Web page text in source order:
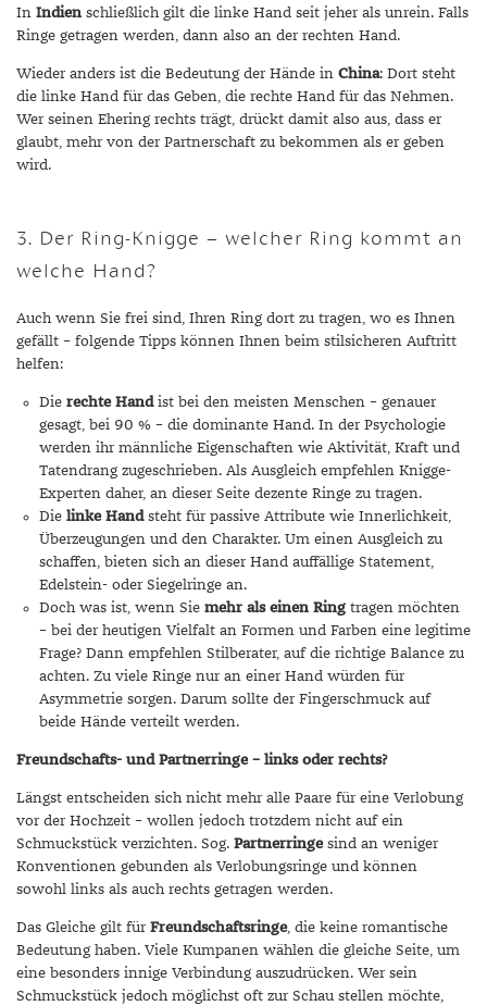
In Indien schließlich gilt die linke Hand seit jeher als unrein. Falls
Ringe getragen werden, dann also an der rechten Hand.
Wieder anders ist die Bedeutung der Hände in China: Dort steht
die linke Hand für das Geben, die rechte Hand für das Nehmen.
Wer seinen Ehering rechts trägt, drückt damit also aus, dass er
glaubt, mehr von der Partnerschaft zu bekommen als er geben
wird.
3. Der Ring-Knigge – welcher Ring kommt an
welche Hand?
Auch wenn Sie frei sind, Ihren Ring dort zu tragen, wo es Ihnen
gefällt – folgende Tipps können Ihnen beim stilsicheren Auftritt
helfen:
Die rechte Handist bei den meisten Menschen – genauer
gesagt, bei 90 % – die dominante Hand. In der Psychologie
werden ihr männliche Eigenschaften wie Aktivität, Kraft und
Tatendrang zugeschrieben. Als Ausgleich empfehlen Knigge-
Experten daher, an dieser Seite dezente Ringe zu tragen.
Die linke Handsteht für passive Attribute wie Innerlichkeit,
Überzeugungen und den Charakter. Um einen Ausgleich zu
schaffen, bieten sich an dieser Hand auffällige Statement,
Edelstein- oder Siegelringe an.
Doch was ist, wenn Sie mehr als einen Ring tragen möchten
– bei der heutigen Vielfalt an Formen und Farben eine legitime
Frage? Dann empfehlen Stilberater, auf die richtige Balance zu
achten. Zu viele Ringe nur an einer Hand würden für
Asymmetrie sorgen. Darum sollte der Fingerschmuck auf
beide Hände verteilt werden.
Freundschafts- und Partnerringe – links oder rechts?
Längst entscheiden sich nicht mehr alle Paare für eine Verlobung
vor der Hochzeit – wollen jedoch trotzdem nicht auf ein
Schmuckstück verzichten. Sog. Partnerringesind an weniger
Konventionen gebunden als Verlobungsringe und können
sowohl links als auch rechts getragen werden.
Das Gleiche gilt für Freundschaftsringe, die keine romantische
Bedeutung haben. Viele Kumpanen wählen die gleiche Seite, um
eine besonders innige Verbindung auszudrücken. Wer sein
Schmuckstück jedoch möglichst oft zur Schau stellen möchte,